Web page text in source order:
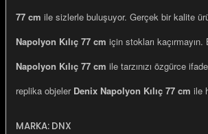
77 cm ile sizlerle buluşuyor. Gerçek bir kalite
Napolyon Kılıç 77 cm için stokları kaçırmayın.
Napolyon Kılıç 77 cm ile tarzınızı özgürce
replika objeler Denix Napolyon Kılıç 77 cm ile
MARKA: DNX